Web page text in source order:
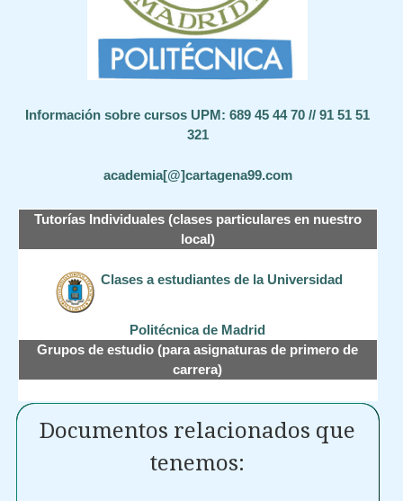
Información sobre cursos UPM: 689 45 44 70 // 91 51 51
321
academia[@]cartagena99.com
Tutorías Individuales (clases particulares en nuestro
local)
Clases a estudiantes de la Universidad
Politécnica de Madrid
Grupos de estudio (para asignaturas de primero de
carrera)
Documentos relacionados que
tenemos: